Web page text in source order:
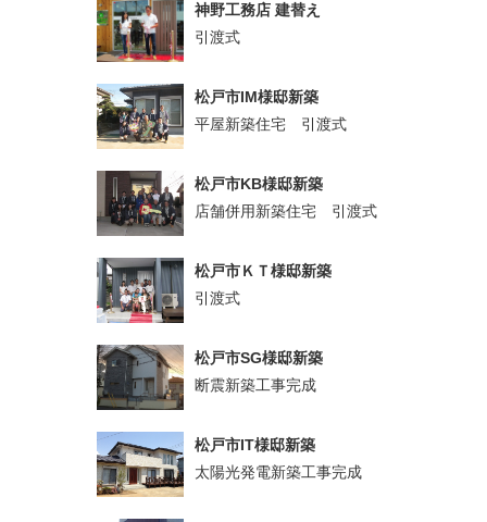
神野工務店 建替え
引渡式
松戸市IM様邸新築
平屋新築住宅 引渡式
松戸市KB様邸新築
店舗併用新築住宅 引渡式
松戸市ＫＴ様邸新築
引渡式
松戸市SG様邸新築
断震新築工事完成
松戸市IT様邸新築
太陽光発電新築工事完成